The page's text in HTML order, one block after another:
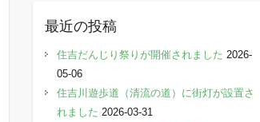
最近の投稿
住吉だんじり祭りが開催されました 2026-
05-06
住吉川遊歩道（清流の道）に街灯が設置さ
れました 2026-03-31